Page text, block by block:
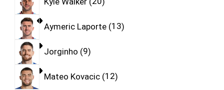
Aymeric Laporte 13
Jorginho 9
Mateo Kovacic 12